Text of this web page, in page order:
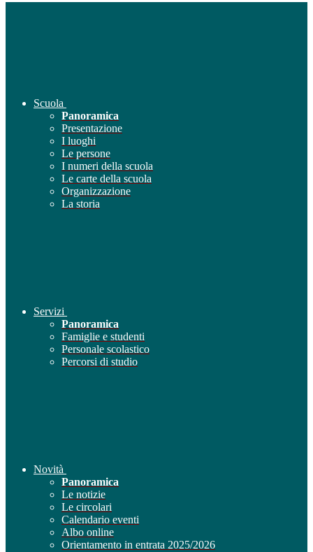
Scuola
Panoramica
Presentazione
I luoghi
Le persone
I numeri della scuola
Le carte della scuola
Organizzazione
La storia
Servizi
Panoramica
Famiglie e studenti
Personale scolastico
Percorsi di studio
Novità
Panoramica
Le notizie
Le circolari
Calendario eventi
Albo online
Orientamento in entrata 2025/2026